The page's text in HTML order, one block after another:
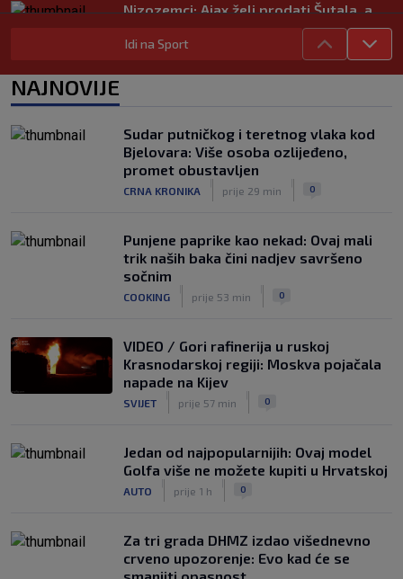
Nizozemci: Ajax želi prodati Šutala, a
SK
|
7. kol.
Bennacer raskinuo s Milanom i sada je
SK 7. kol.
VIDEO / Počela nam je ‘Cvajta’! Brekalo
solidan u gostujućoj pobjedi Herthe
kod Bochuma
Idi na Sport
NAJNOVIJE
Sudar putničkog i teretnog vlaka kod
Bjelovara: Više osoba ozlijeđeno,
promet obustavljen
CRNA KRONIKA prije 29 min 0
Punjene paprike kao nekad: Ovaj mali
trik naših baka čini nadjev savršeno
sočnim
COOKING prije 53 min 0
VIDEO / Gori rafinerija u ruskoj
Krasnodarskoj regiji: Moskva pojačala
napade na Kijev
SVIJET prije 57 min 0
Jedan od najpopularnijih: Ovaj model
Golfa više ne možete kupiti u Hrvatskoj
AUTO prije 1 h 0
Za tri grada DHMZ izdao višednevno
crveno upozorenje: Evo kad će se